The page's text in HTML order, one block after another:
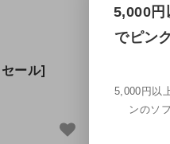
ール] バニー
5,000円
でピン
5,000円以
ンのソ